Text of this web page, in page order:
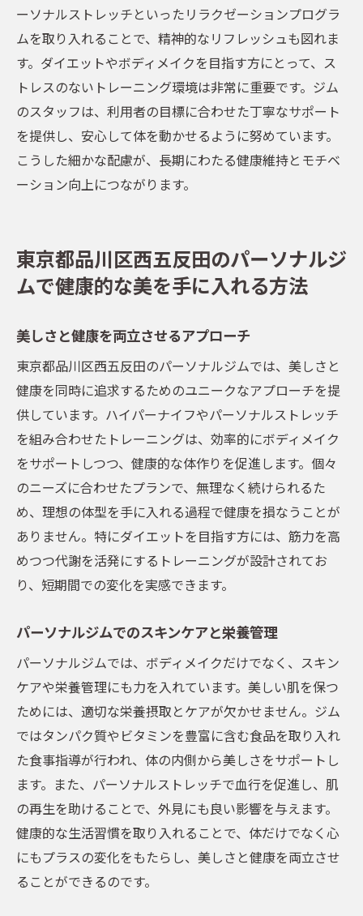
ーソナルストレッチといったリラクゼーションプログラ
ムを取り入れることで、精神的なリフレッシュも図れま
す。ダイエットやボディメイクを目指す方にとって、ス
トレスのないトレーニング環境は非常に重要です。ジム
のスタッフは、利用者の目標に合わせた丁寧なサポート
を提供し、安心して体を動かせるように努めています。
こうした細かな配慮が、長期にわたる健康維持とモチベ
ーション向上につながります。
東京都品川区西五反田のパーソナルジ
ムで健康的な美を手に入れる方法
美しさと健康を両立させるアプローチ
東京都品川区西五反田のパーソナルジムでは、美しさと
健康を同時に追求するためのユニークなアプローチを提
供しています。ハイパーナイフやパーソナルストレッチ
を組み合わせたトレーニングは、効率的にボディメイク
をサポートしつつ、健康的な体作りを促進します。個々
のニーズに合わせたプランで、無理なく続けられるた
め、理想の体型を手に入れる過程で健康を損なうことが
ありません。特にダイエットを目指す方には、筋力を高
めつつ代謝を活発にするトレーニングが設計されてお
り、短期間での変化を実感できます。
パーソナルジムでのスキンケアと栄養管理
パーソナルジムでは、ボディメイクだけでなく、スキン
ケアや栄養管理にも力を入れています。美しい肌を保つ
ためには、適切な栄養摂取とケアが欠かせません。ジム
ではタンパク質やビタミンを豊富に含む食品を取り入れ
た食事指導が行われ、体の内側から美しさをサポートし
ます。また、パーソナルストレッチで血行を促進し、肌
の再生を助けることで、外見にも良い影響を与えます。
健康的な生活習慣を取り入れることで、体だけでなく心
にもプラスの変化をもたらし、美しさと健康を両立させ
ることができるのです。